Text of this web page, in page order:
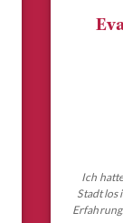
Ich
Stadt los